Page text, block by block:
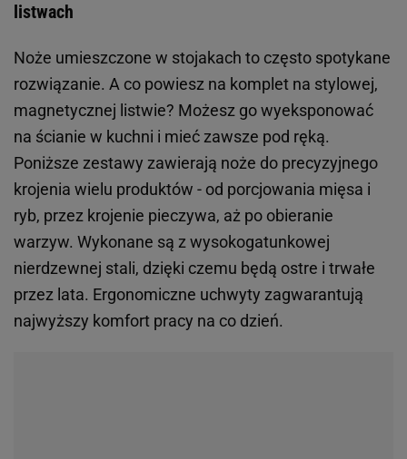
listwach
Noże umieszczone w stojakach to często spotykane
rozwiązanie. A co powiesz na komplet na stylowej,
magnetycznej listwie? Możesz go wyeksponować
na ścianie w kuchni i mieć zawsze pod ręką.
Poniższe zestawy zawierają noże do precyzyjnego
krojenia wielu produktów - od porcjowania mięsa i
ryb, przez krojenie pieczywa, aż po obieranie
warzyw. Wykonane są z wysokogatunkowej
nierdzewnej stali, dzięki czemu będą ostre i trwałe
przez lata. Ergonomiczne uchwyty zagwarantują
najwyższy komfort pracy na co dzień.